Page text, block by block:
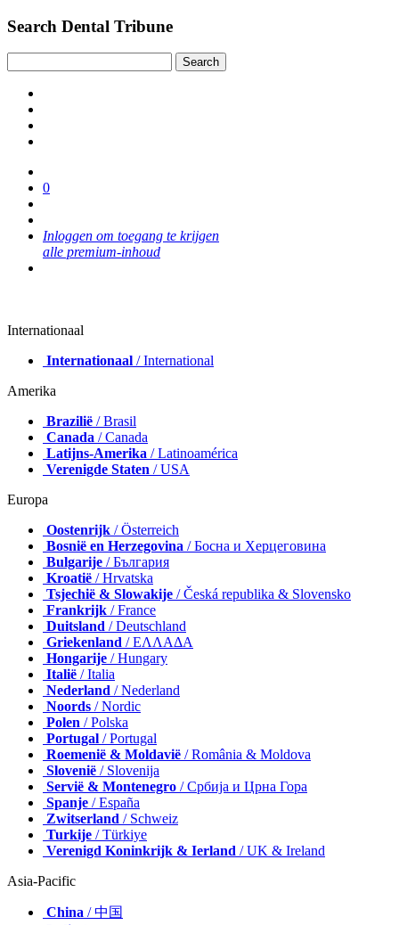
Search Dental Tribune
0
Inloggen om toegang te krijgen
alle premium-inhoud
Internationaal
Internationaal / International
Amerika
Brazilië / Brasil
Canada / Canada
Latijns-Amerika / Latinoamérica
Verenigde Staten / USA
Europa
Oostenrijk / Österreich
Bosnië en Herzegovina / Босна и Херцеговина
Bulgarije / България
Kroatië / Hrvatska
Tsjechië & Slowakije / Česká republika & Slovensko
Frankrijk / France
Duitsland / Deutschland
Griekenland / ΕΛΛΑΔΑ
Hongarije / Hungary
Italië / Italia
Nederland / Nederland
Noords / Nordic
Polen / Polska
Portugal / Portugal
Roemenië & Moldavië / România & Moldova
Slovenië / Slovenija
Servië & Montenegro / Србија и Црна Гора
Spanje / España
Zwitserland / Schweiz
Turkije / Türkiye
Verenigd Koninkrijk & Ierland / UK & Ireland
Asia-Pacific
China / 中国